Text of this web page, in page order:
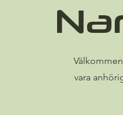
vara